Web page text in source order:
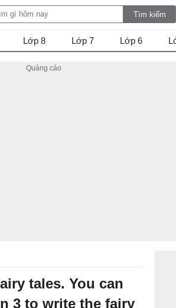
Lớp 8 Lớp 7 Lớp 6
tales. You can
3 to write the fairy